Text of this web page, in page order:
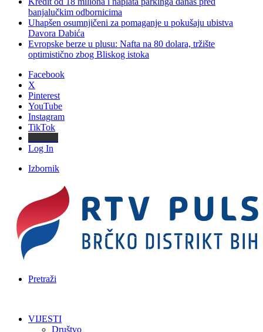
banjalučkim odbornicima
Uhapšen osumnjičeni za pomaganje u pokušaju ubistva
Davora Dabića
Evropske berze u plusu: Nafta na 80 dolara, tržište
optimistično zbog Bliskog istoka
Facebook
X
Pinterest
YouTube
Instagram
TikTok
Log In
Izbornik
Pretraži
VIJESTI
Društvo